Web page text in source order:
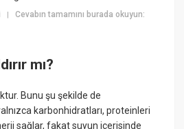
|Cevabın tamamını burada okuyun:
mı?
Bunu şu şekilde de
karbonhidratları, proteinleri
sağlar, fakat suyun içerisinde